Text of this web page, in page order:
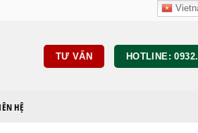
TƯ VẤN HOTLINE:
HỆ